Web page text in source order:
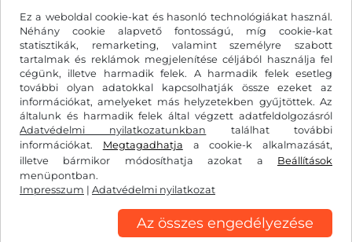
Ez a weboldal cookie-kat és hasonló technológiákat használ.
Néhány cookie alapvető fontosságú, míg cookie-kat
statisztikák, remarketing, valamint személyre szabott
tartalmak és reklámok megjelenítése céljából használja fel
cégünk, illetve harmadik felek. A harmadik felek esetleg
további olyan adatokkal kapcsolhatják össze ezeket az
információkat, amelyeket más helyzetekben gyűjtöttek. Az
általunk és harmadik felek által végzett adatfeldolgozásról
Adatvédelmi nyilatkozatunkban találhat további
információkat. Megtagadhatja a cookie-k alkalmazását,
illetve bármikor módosíthatja azokat a Beállítások
menüpontban.
Impresszum | Adatvédelmi nyilatkozat
Az összes engedélyezése
TL ₺TRY
Facebook Instagram
Általános szerződési feltételek/elállási jog
Adatvédelmi nyilatkozat
Cookie-beállítások